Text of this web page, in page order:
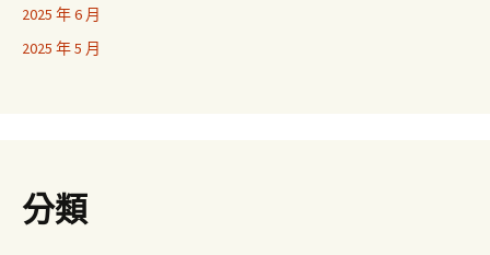
2025 年 6 月
2025 年 5 月
分類